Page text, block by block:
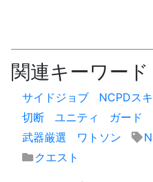
関連キーワード
サイドジョブ NCPDス
切断
ユニティ ガード
武器厳選
ワトソン
クエスト